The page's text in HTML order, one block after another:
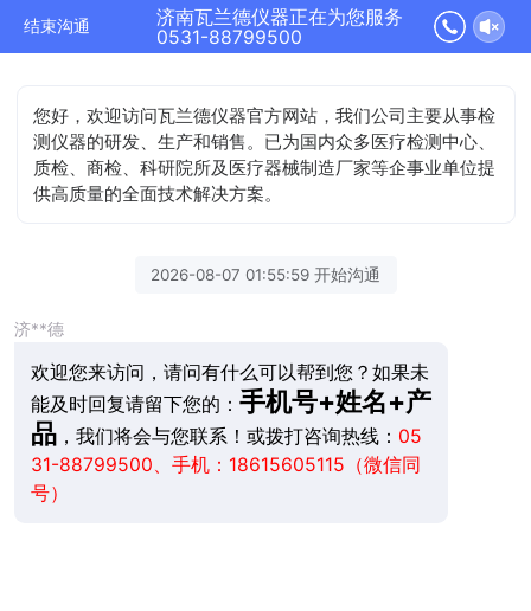
结束沟通
济南瓦兰德仪器正在为您服务
0531-88799500
您好，欢迎访问瓦兰德仪器官方网站，我们公司主要从事检
测仪器的研发、生产和销售。已为国内众多医疗检测中心、
质检、商检、科研院所及医疗器械制造厂家等企事业单位提
供高质量的全面技术解决方案。
2026-08-07 01:55:59 开始沟通
济**德
欢迎您来访问，请问有什么可以帮到您？如果未
能及时回复请留下您的： 手机号+姓名+产
品，我们将会与您联系！或拨打咨询热线： 05
31-88799500、手机：18615605115（微信同
号）